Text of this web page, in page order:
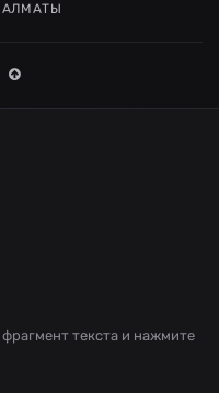
АЛМАТЫ
текста и нажмите